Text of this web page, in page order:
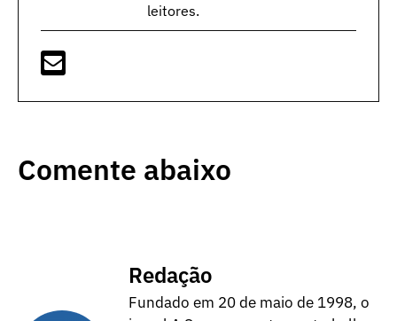
leitores.
Comente abaixo
Redação
Fundado em 20 de maio de 1998, o